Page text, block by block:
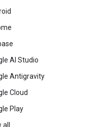
AI Studio
Antigravity
Cloud
Play